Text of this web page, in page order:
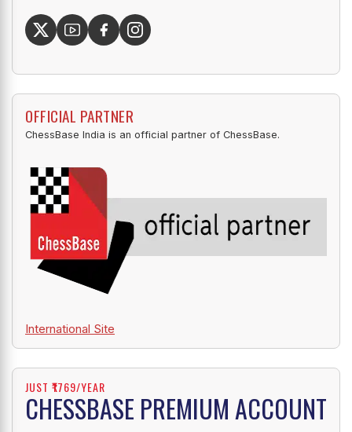
OFFICIAL PARTNER
ChessBase India is an official partner of ChessBase.
International Site
JUST ₹1769/YEAR
CHESSBASE PREMIUM ACCOUNT